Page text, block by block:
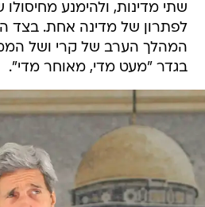
שתי מדינות, ולהימנע
לפתרון של מדינה אחת. בצד
המהלך הערב של קרי ושל
בגדר "מעט מדי, מאוחר מדי".